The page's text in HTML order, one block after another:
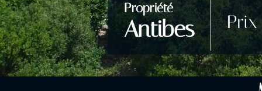
Propriété
Antibes Prix